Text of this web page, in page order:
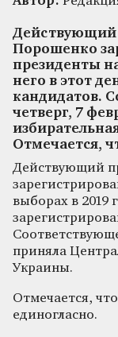
Действующий
Порошенко
президенты
него в этот
кандидатов.
четверг, 7
Отмечается,
Действующий
выборах в 2019
приняла
Украины.
Отмечается,
единогласно.